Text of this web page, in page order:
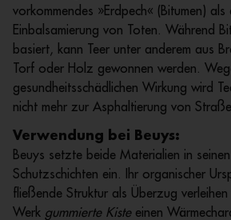
vorkommendes »Erdpech« (Bitumen) als
Einbalsamierung von Toten. Während
basiert, kann Teer unter anderem aus
Torf oder Holz gewonnen werden.
gesundheitsschädlichen Wirkung wird
nicht mehr zur Asphaltierung von
Verwendung bei Beuys:
Beuys setzte beide Materialien in
Schutzschichten ein. Ihr organischer
fließende Struktur als Überzug verleihen
Werk gummierte Kisteeinen